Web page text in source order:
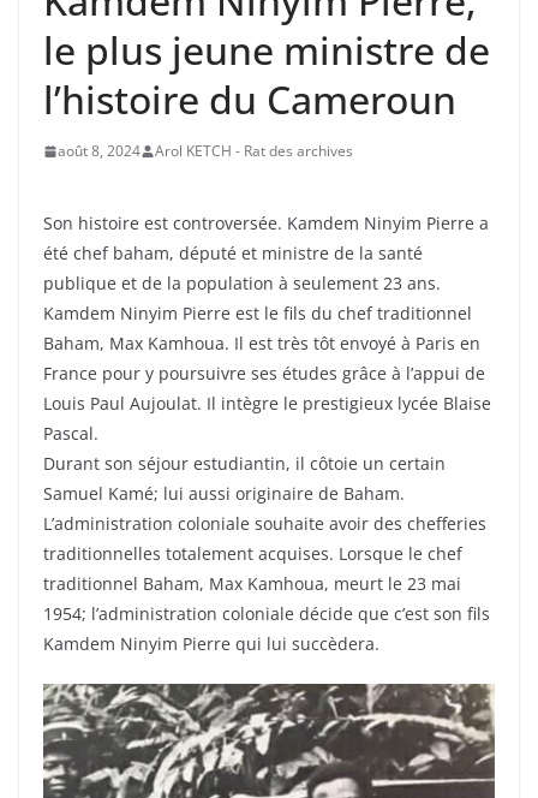
le plus jeune ministre de
l’histoire du Cameroun
août 8, 2024 Arol KETCH - Rat des archives
Son histoire est controversée. Kamdem Ninyim Pierre a
été chef baham, député et ministre de la santé
publique et de la population à seulement 23 ans.
Kamdem Ninyim Pierre est le fils du chef traditionnel
Baham, Max Kamhoua. Il est très tôt envoyé à Paris en
France pour y poursuivre ses études grâce à l’appui de
Louis Paul Aujoulat. Il intègre le prestigieux lycée Blaise
Pascal.
Durant son séjour estudiantin, il côtoie un certain
Samuel Kamé; lui aussi originaire de Baham.
L’administration coloniale souhaite avoir des chefferies
traditionnelles totalement acquises. Lorsque le chef
traditionnel Baham, Max Kamhoua, meurt le 23 mai
1954; l’administration coloniale décide que c’est son fils
Kamdem Ninyim Pierre qui lui succèdera.